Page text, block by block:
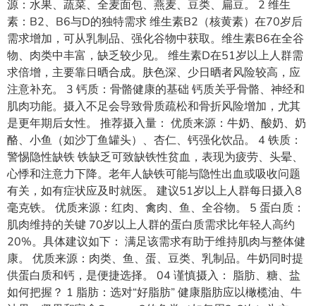
源：水果、蔬菜、全麦面包、燕麦、豆类、扁豆。 2 维生
素：B2、B6与D的独特需求 维生素B2（核黄素）在70岁后
需求增加，可从乳制品、强化谷物中获取。维生素B6在全谷
物、肉类中丰富，缺乏较少见。 维生素D在51岁以上人群需
求倍增，主要靠日晒合成。肤色深、少日晒者风险较高，应
注意补充。 3 钙质：骨骼健康的基础 钙质关乎骨骼、神经和
肌肉功能。摄入不足会导致骨质疏松和骨折风险增加，尤其
是更年期后女性。 推荐摄入量： 优质来源：牛奶、酸奶、奶
酪、小鱼（如沙丁鱼罐头）、杏仁、钙强化饮品。 4 铁质：
警惕隐性缺铁 铁缺乏可致缺铁性贫血，表现为疲劳、头晕、
心悸和注意力下降。老年人缺铁可能与隐性出血或吸收问题
有关，如有症状应及时就医。 建议51岁以上人群每日摄入8
毫克铁。 优质来源：红肉、禽肉、鱼、全谷物。 5 蛋白质：
肌肉维持的关键 70岁以上人群的蛋白质需求比年轻人高约
20%。具体建议如下： 满足该需求有助于维持肌肉与整体健
康。 优质来源：肉类、鱼、蛋、豆类、乳制品。牛奶同时提
供蛋白质和钙，是便捷选择。 04 谨慎摄入： 脂肪、糖、盐
如何把握？ 1 脂肪：选对“好脂肪” 健康脂肪应以橄榄油、牛